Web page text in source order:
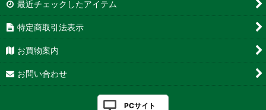
最近チェックしたアイテム
特定商取引法表示
お買物案内
お問い合わせ
PCサイト